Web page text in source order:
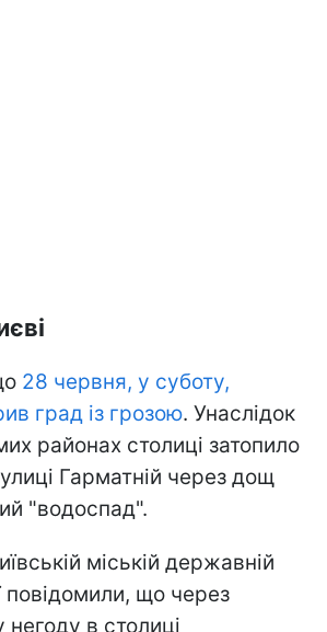
28 червня, у суботу,
град із грозою. Унаслідок
районах столиці затопило
Гарматній через дощ
"водоспад".
міській державній
повідомили, що через
негоду в столиці